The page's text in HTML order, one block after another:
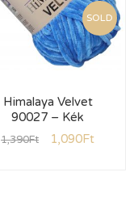
SOLD
Himalaya Velvet
90027 – Kék
1,390Ft 1,090Ft